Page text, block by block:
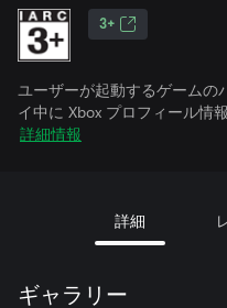
3+
ユーザーが起動するゲームの
イ中に Xbox プロフィール情
詳細情報
詳細
ギャラリー